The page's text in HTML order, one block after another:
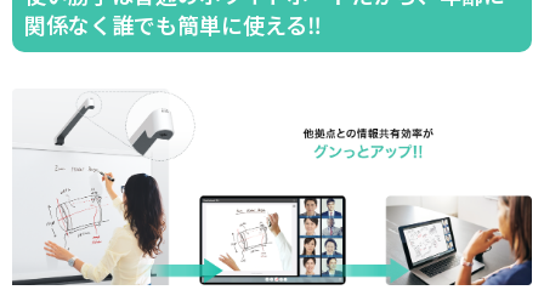
関係なく誰でも簡単に使える‼